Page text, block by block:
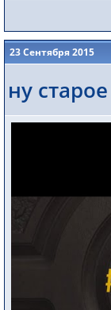
23 Сентября 2015
ну